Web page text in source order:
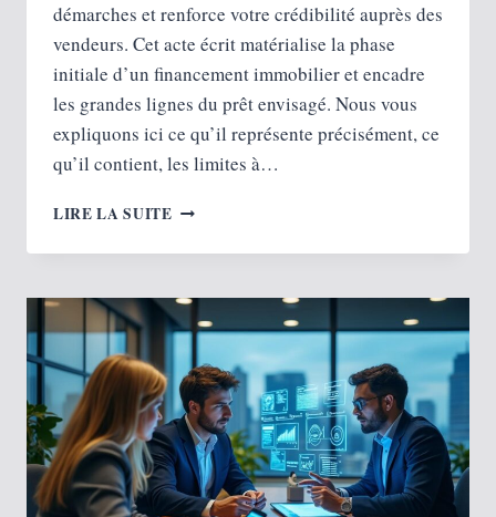
démarches et renforce votre crédibilité auprès des
vendeurs. Cet acte écrit matérialise la phase
initiale d’un financement immobilier et encadre
les grandes lignes du prêt envisagé. Nous vous
expliquons ici ce qu’il représente précisément, ce
qu’il contient, les limites à…
LIRE LA SUITE OBTENIR
ACCORD
PRINCIPE
BANCAIRE :
ET
CONSEILS